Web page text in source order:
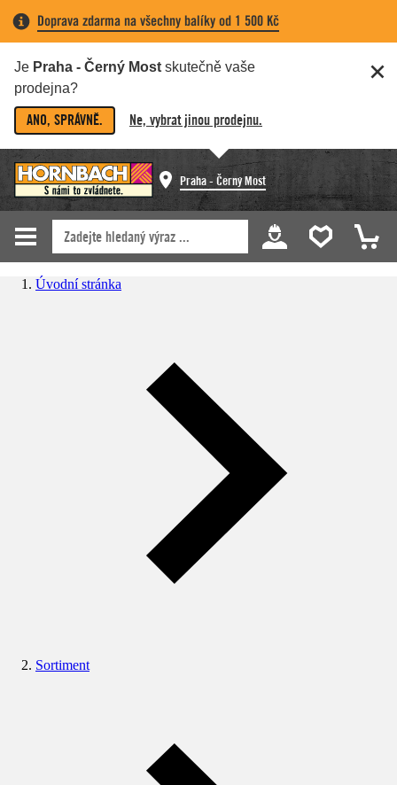
Doprava zdarma na všechny balíky od 1 500 Kč
Je Praha - Černý Most skutečně vaše
prodejna?
ANO, SPRÁVNĚ. Ne, vybrat jinou prodejnu.
Praha - Černý Most
Úvodní stránka
Sortiment